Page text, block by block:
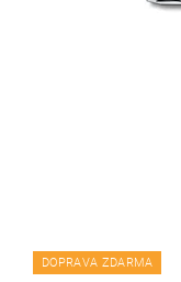
DOPRAVA ZDARMA